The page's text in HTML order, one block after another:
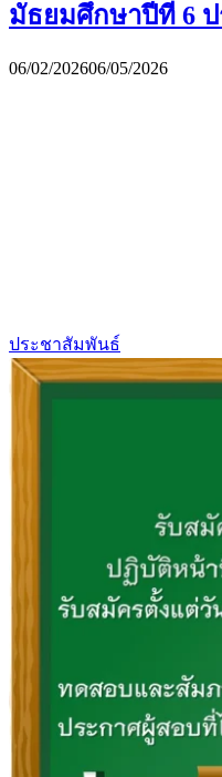
มัธยมศึกษาปีที่ 6 ป
06/02/202606/05/2026
ประชาสัมพันธ์